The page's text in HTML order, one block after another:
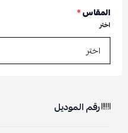
المقاس*
اختر
رقم الموديل